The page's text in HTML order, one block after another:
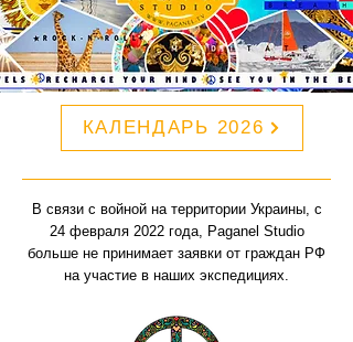
КАЛЕНДАРЬ 2026
В связи с войной на территории Украины, с
24 февраля 2022 года, Paganel Studio
больше не принимает заявки от граждан РФ
на участие в наших экспедициях.